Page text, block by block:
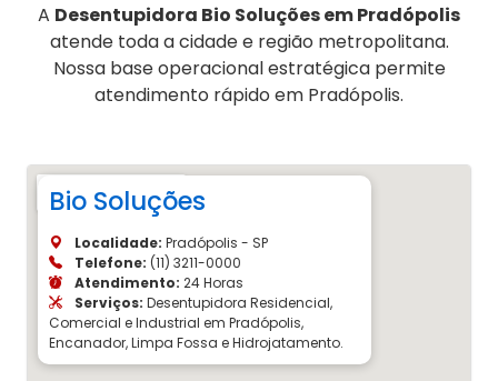
A Desentupidora Bio Soluções em Pradópolis
atende toda a cidade e região metropolitana.
Nossa base operacional estratégica permite
atendimento rápido em Pradópolis.
Bio Soluções
Localidade: Pradópolis - SP
Telefone: (11) 3211-0000
Atendimento: 24 Horas
Serviços: Desentupidora Residencial,
Comercial e Industrial em Pradópolis,
Encanador, Limpa Fossa e Hidrojatamento.